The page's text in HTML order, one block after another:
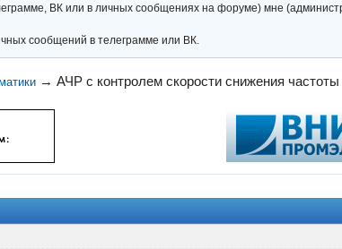
ВК или в личных сообщениях на форуме) мне
сообщений в телеграмме или ВК.
→ АЧР с контролем скорости снижения частоты